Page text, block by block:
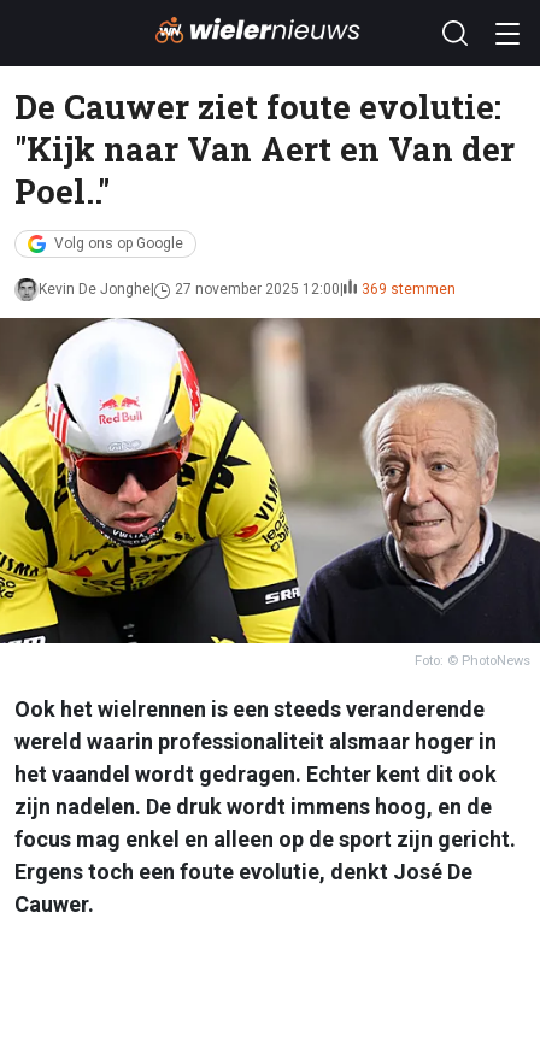
De Cauwer ziet foute evolutie:
"Kijk naar Van Aert en Van der
Poel.."
Volg ons op Google
Kevin De Jonghe 27 november 2025 12:00 369 stemmen
Foto: © PhotoNews
Ook het wielrennen is een steeds veranderende
wereld waarin professionaliteit alsmaar hoger in
het vaandel wordt gedragen. Echter kent dit ook
zijn nadelen. De druk wordt immens hoog, en de
focus mag enkel en alleen op de sport zijn gericht.
Ergens toch een foute evolutie, denkt José De
Cauwer.